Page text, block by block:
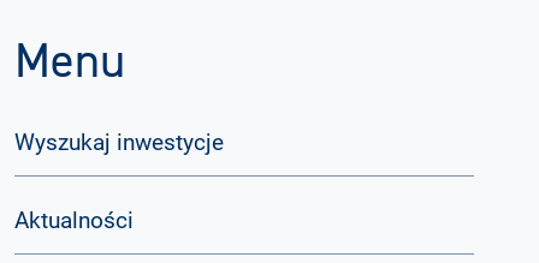
Menu
Wyszukaj inwestycje
Aktualności